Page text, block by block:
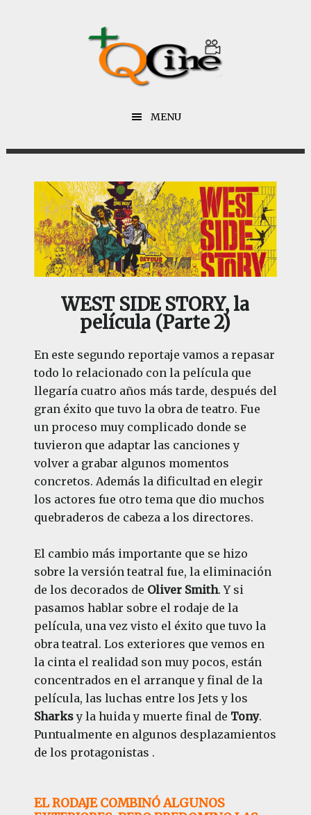
MENU
WEST SIDE STORY, la
película (Parte 2)
En este segundo reportaje vamos a repasar
todo lo relacionado con la película que
llegaría cuatro años más tarde, después del
gran éxito que tuvo la obra de teatro. Fue
un proceso muy complicado donde se
tuvieron que adaptar las canciones y
volver a grabar algunos momentos
concretos. Además la dificultad en elegir
los actores fue otro tema que dio muchos
quebraderos de cabeza a los directores.
El cambio más importante que se hizo
sobre la versión teatral fue, la eliminación
de los decorados de Oliver Smith. Y si
pasamos hablar sobre el rodaje de la
película, una vez visto el éxito que tuvo la
obra teatral. Los exteriores que vemos en
la cinta el realidad son muy pocos, están
concentrados en el arranque y final de la
película, las luchas entre los Jets y los
Sharksy la huida y muerte final de Tony.
Puntualmente en algunos desplazamientos
de los protagonistas .
EL RODAJE COMBINÓ ALGUNOS